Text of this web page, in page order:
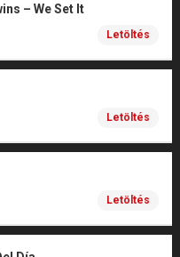
– We Set It
Letöltés
Letöltés
Letöltés